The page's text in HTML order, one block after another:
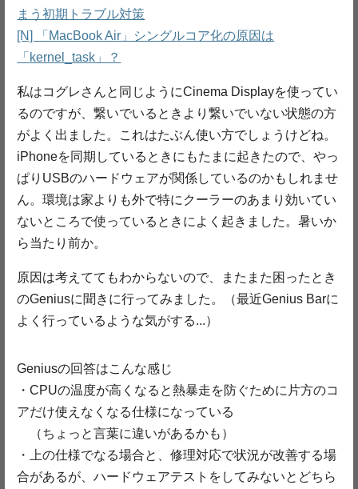
まう初期トラブル対策
[N] 「MacBook Air」シングルコア化の原因は
「kernel_task」？
私はコグレさんと同じようにCinema Displayを使ってい
るのですが、繋いでいるときより繋いでいない状態の方
がよく出ました。これはたぶん使い方でしょうけどね。
iPhoneを同期しているときにもたまに起きたので、やっ
ぱりUSBのハードウェアが関係しているのかもしれませ
ん。環境は家よりも外で特にクーラーのあまり効いてい
ないところで使っているときによく起きました。暑いか
ら当たり前か。
原因は考えててもわからないので、またまた困ったとき
のGeniusに聞きに行ってみました。（最近Genius Barに
よく行っているような気がする...）
Geniusの回答はこんな感じ
・CPUの温度が高くなると熱暴走を防ぐために片方のコ
アだけ使えなくなる仕様になっている
（ちょっと言葉に違いがあるかも）
・上の仕様でなる場合と、修理対応で状況が改善する場
合があるが、ハードウェアテストをしてみないとどちら